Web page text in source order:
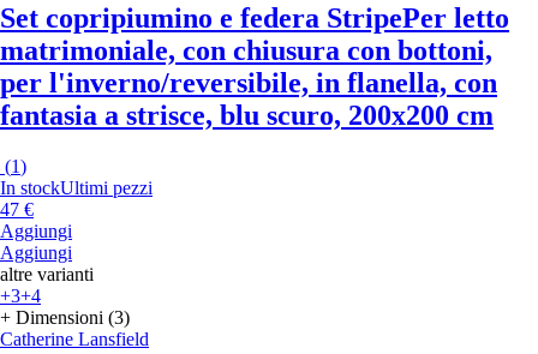
Set copripiumino e federa StripePer letto
matrimoniale, con chiusura con bottoni,
per l'inverno/reversibile, in flanella, con
fantasia a strisce, blu scuro, 200x200 cm
(1)
In stockUltimi pezzi
47 €
Aggiungi
Aggiungi
altre varianti
+3+4
+ Dimensioni (3)
Catherine Lansfield